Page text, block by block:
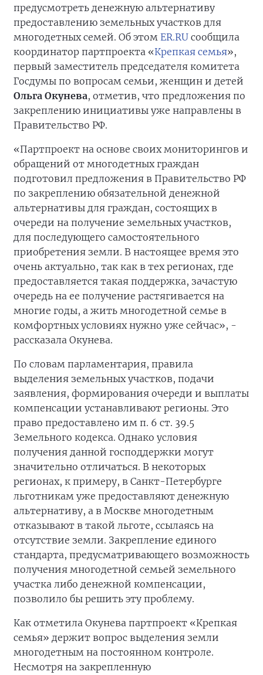
предусмотреть денежную альтернативу
предоставлению земельных участков для
многодетных семей. Об этом ER.RU сообщила
координатор партпроекта «Крепкая семья»,
первый заместитель председателя комитета
Госдумы по вопросам семьи, женщин и детей
Ольга Окунева, отметив, что предложения по
закреплению инициативы уже направлены в
Правительство РФ.
«Партпроект на основе своих мониторингов и
обращений от многодетных граждан
подготовил предложения в Правительство РФ
по закреплению обязательной денежной
альтернативы для граждан, состоящих в
очереди на получение земельных участков,
для последующего самостоятельного
приобретения земли. В настоящее время это
очень актуально, так как в тех регионах, где
предоставляется такая поддержка, зачастую
очередь на ее получение растягивается на
многие годы, а жить многодетной семье в
комфортных условиях нужно уже сейчас», -
рассказала Окунева.
По словам парламентария, правила
выделения земельных участков, подачи
заявления, формирования очереди и выплаты
компенсации устанавливают регионы. Это
право предоставлено им п. 6 ст. 39.5
Земельного кодекса. Однако условия
получения данной господдержки могут
значительно отличаться. В некоторых
регионах, к примеру, в Санкт-Петербурге
льготникам уже предоставляют денежную
альтернативу, а в Москве многодетным
отказывают в такой льготе, ссылаясь на
отсутствие земли. Закрепление единого
стандарта, предусматривающего возможность
получения многодетной семьей земельного
участка либо денежной компенсации,
позволило бы решить эту проблему.
Как отметила Окунева партпроект «Крепкая
семья» держит вопрос выделения земли
многодетным на постоянном контроле.
Несмотря на закрепленную